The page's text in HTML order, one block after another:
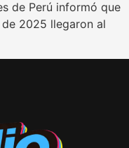
de Perú informó que
2025 llegaron al